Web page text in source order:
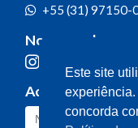
+55 (31) 97150-
Nossas redes
Acompanhe o
Este site
concorda